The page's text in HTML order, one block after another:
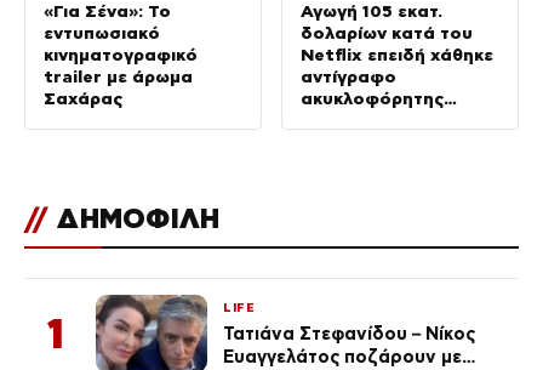
«Για Σένα»: Το
εντυπωσιακό
κινηματογραφικό
trailer με άρωμα
Σαχάρας
Αγωγή 105 εκατ.
δολαρίων κατά του
Netflix επειδή χάθηκε
αντίγραφο
ακυκλοφόρητης
// ΔΗΜΟΦΙΛΗ
1
LIFE
Τατιάνα Στεφανίδου – Νίκος
Ευαγγελάτος ποζάρουν με